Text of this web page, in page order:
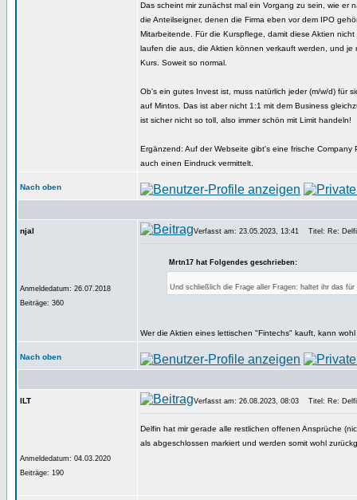
Das scheint mir zunächst mal ein Vorgang zu sein, wie
die Anteilseigner, denen die Firma eben vor dem IPO
Mitarbeitende. Für die Kurspflege, damit diese Aktien
laufen die aus, die Aktien können verkauft werden, und
Kurs. Soweit so normal.
Ob's ein gutes Invest ist, muss natürlich jeder (m/w/d) für
auf Mintos. Das ist aber nicht 1:1 mit dem Business
ist sicher nicht so toll, also immer schön mit Limit handeln!
Ergänzend: Auf der Webseite gibt's eine frische
auch einen Eindruck vermittelt.
Nach oben
njal
Anmeldedatum: 26.07.2018
Beiträge: 360
Verfasst am: 23.05.2023, 13:41 Titel: Re:
Mrtn17 hat Folgendes geschrieben:
Und schließlich die Frage aller Fragen: haltet ihr das
Wer die Aktien eines lettischen "Fintechs" kauft, kann
Nach oben
ILT
Anmeldedatum: 04.03.2020
Beiträge: 190
Verfasst am: 26.08.2023, 08:03 Titel: Re:
Delfin hat mir gerade alle restlichen offenen Ansprüche
als abgeschlossen markiert und werden somit wohl